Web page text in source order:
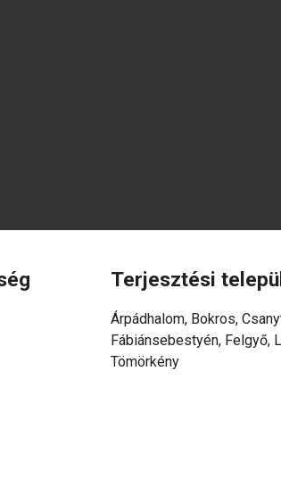
Terjesztési
Árpádhalom, Bokros,
Fábiánsebestyén, Felgyő,
Tömörkény